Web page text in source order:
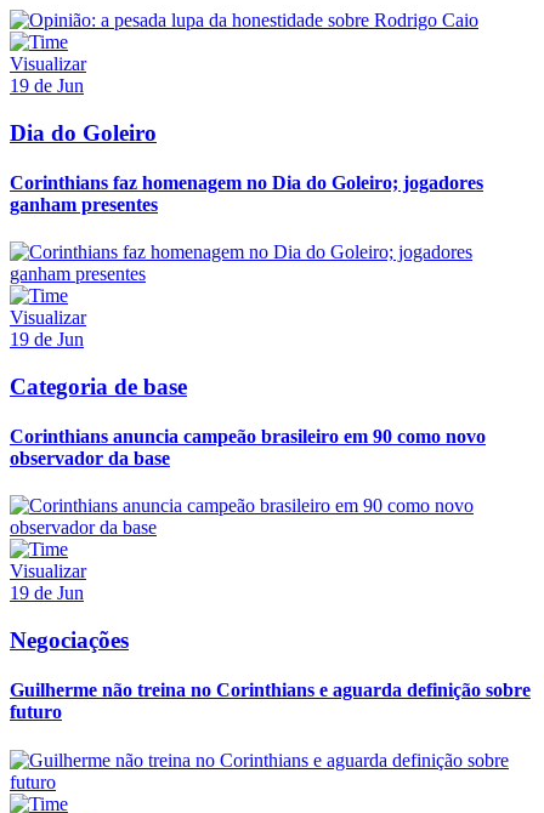
Visualizar
19 de Jun
Dia do Goleiro
Corinthians faz homenagem no Dia do Goleiro; jogadores
ganham presentes
Visualizar
19 de Jun
Categoria de base
Corinthians anuncia campeão brasileiro em 90 como novo
observador da base
Visualizar
19 de Jun
Negociações
Guilherme não treina no Corinthians e aguarda definição sobre
futuro